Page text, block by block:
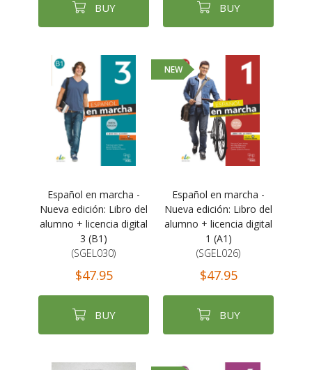
BUY BUY
Español en marcha -
Nueva edición: Libro del
alumno + licencia digital
3 (B1)
(SGEL030)
$47.95
BUY
NEW
Español en marcha -
Nueva edición: Libro del
alumno + licencia digital
1 (A1)
(SGEL026)
$47.95
BUY